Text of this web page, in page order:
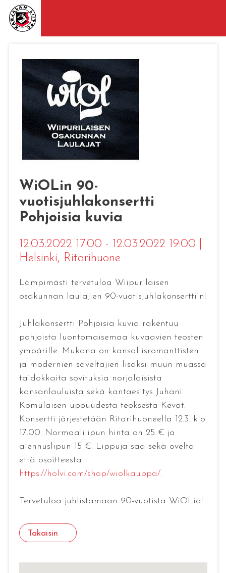
WiOLin 90-
vuotisjuhlakonsertti
Pohjoisia kuvia
12.03.2022 17:00 - 12.03.2022 19:00
Helsinki, Ritarihuone
Lämpimästi tervetuloa Wiipurilaisen
osakunnan laulajien 90-vuotisjuhlakonserttiin!
Juhlakonsertti Pohjoisia kuvia rakentuu
pohjoista luontomaisemaa kuvaavien teosten
ympärille. Mukana on kansallisromanttisten
ja modernien säveltäjien lisäksi muun muassa
taidokkaita sovituksia norjalaisista
kansanlauluista sekä kantaesitys Juhani
Komulaisen upouudesta teoksesta Kevät.
Konsertti järjestetään Ritarihuoneella 12.3. klo
17.00. Normaalilipun hinta on 25 € ja
alennuslipun 15 €. Lippuja saa sekä ovelta
että osoitteesta
https://holvi.com/shop/wiolkauppa/.
Tervetuloa juhlistamaan 90-vuotista WiOLia!
Takaisin